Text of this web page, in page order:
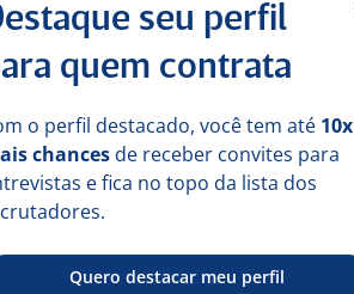
16 jul
seu perfil
quem contrata
o perfil destacado, você tem até 10x
chances de receber convites para
e fica no topo da lista dos
Quero destacar meu perfil